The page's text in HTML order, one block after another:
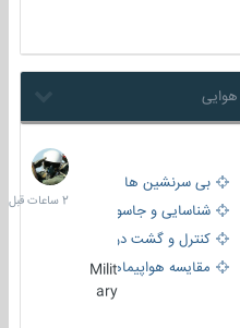
بی سرنشین ها
شناسایی و جاسوسی
کنترل و گشت دریایی
مقایسه هواپیماهاMilit
ary
2
ساعات
قبل